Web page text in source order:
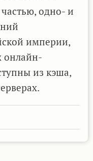
одно- и
империи,
онлайн-
из кэша,